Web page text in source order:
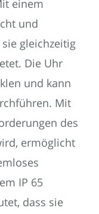
einem
und
gleichzeitig
Die Uhr
und kann
Mit
des
ermöglicht
IP 65
dass sie